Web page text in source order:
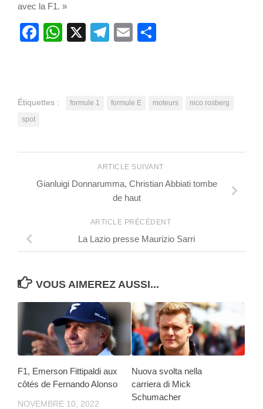
avec la F1. »
Facebook
WhatsApp
X Telegram
Email
Étiquettes : formule 1 formule E moteurs
nico rosberg
spot
ARTICLE SUIVANT
Gianluigi Donnarumma, Christian Abbiati tombe
de haut
ARTICLE PRÉCÉDENT
La Lazio presse Maurizio Sarri
VOUS AIMEREZ AUSSI...
F1, Emerson Fittipaldi aux
côtés de Fernando Alonso
NOVEMBRE 10, 2022
Nuova svolta nella
carriera di Mick
Schumacher